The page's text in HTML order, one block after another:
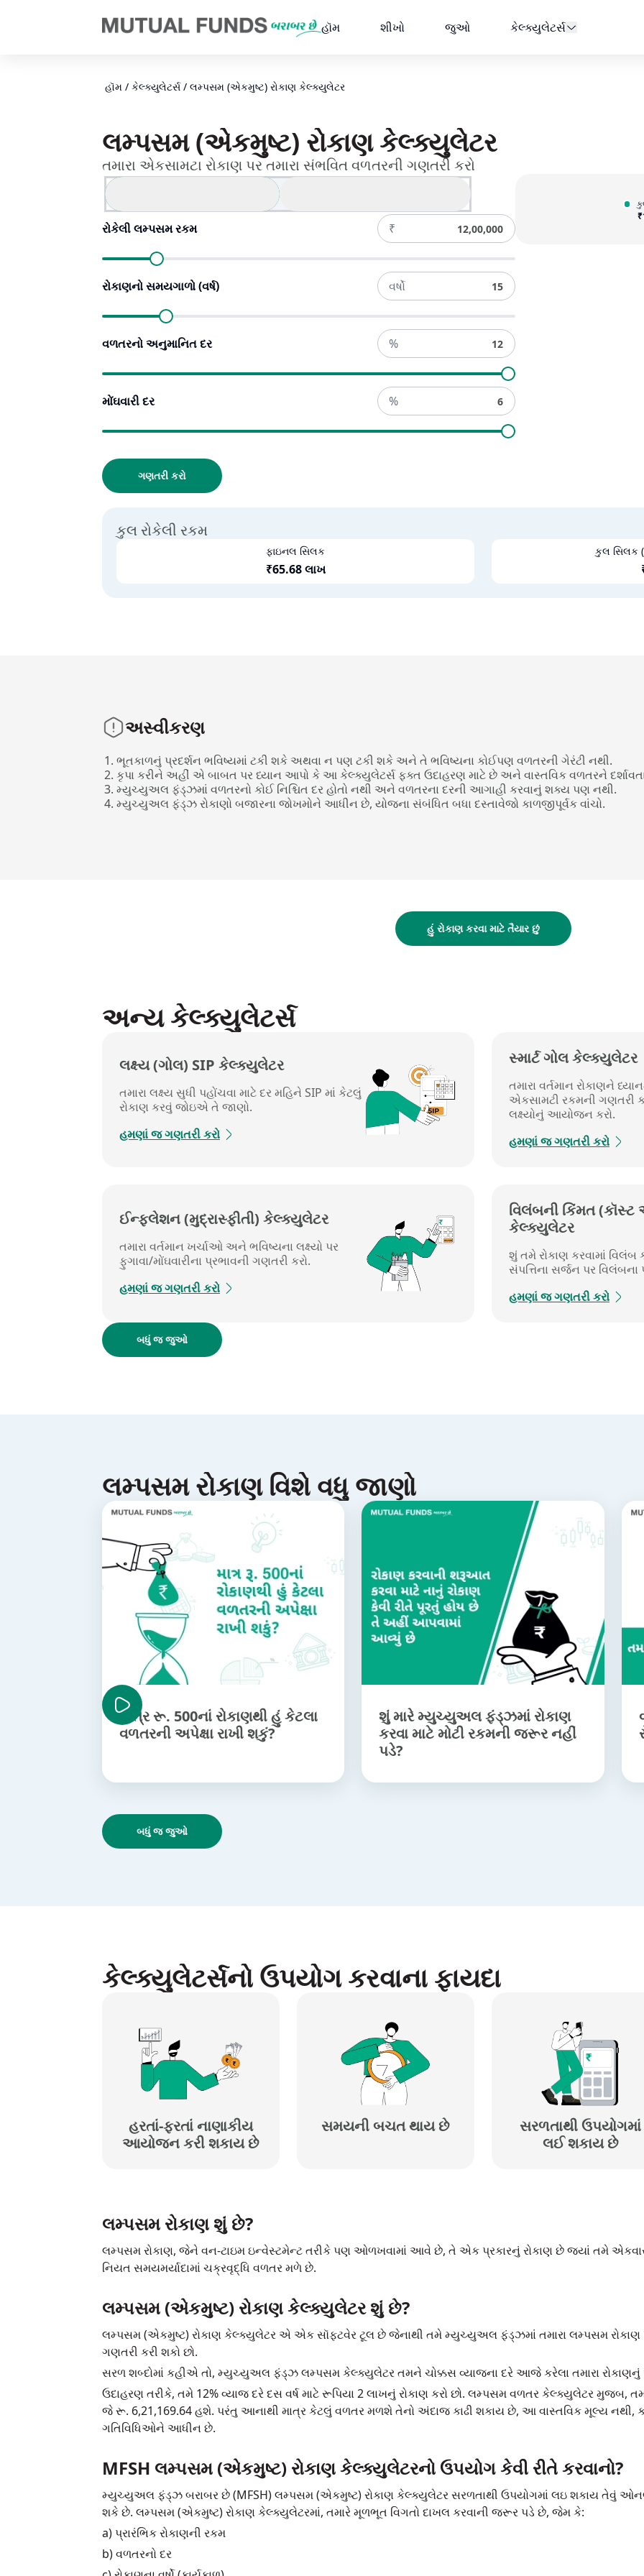
હૉમ
શીખો જુઓ કેલ્ક્યુલેટર્સ
હૉમ / કેલ્ક્યુલેટર્સ / લમ્પસમ (એકમુષ્ટ) રોકાણ કેલ્ક્યુલેટર​
લમ્પસમ (એકમુષ્ટ) રોકાણ કેલ્ક્યુલેટર​
તમારા એકસામટા રોકાણ પર તમારા સંભવિત વળતરની ગણતરી કરો
રોકેલી લમ્પસમ રકમ ₹
રોકાણનો સમયગાળો (વર્ષ) વર્ષો
વળતરનો અનુમાનિત દર %
મોંઘવારી દર %
ગણતરી કરો
₹
કુલ રોકેલી રકમ
ફાઇનલ સિલક
₹65.68 લાખ
કુલ સિલક
અસ્વીકરણ
ભૂતકાળનું પ્રદર્શન ભવિષ્યમાં ટકી શકે અથવા ન પણ ટકી શકે અને તે ભવિષ્યના કોઈપણ વળતરની ગેરંટી નથી.
કૃપા કરીને અહીં એ બાબત પર ધ્યાન આપો કે આ કેલ્ક્યુલેટર્સ ફક્ત ઉદાહરણ માટે છે અને વાસ્તવિક વળતરને
મ્યુચ્યુઅલ ફંડ્ઝમાં વળતરનો કોઈ નિશ્ચિત દર હોતો નથી અને વળતરના દરની આગાહી કરવાનું શક્ય પણ નથી.
મ્યુચ્યુઅલ ફંડ્ઝ રોકાણો બજારના જોખમોને આધીન છે, યોજના સંબંધિત બધા દસ્તાવેજો કાળજીપૂર્વક વાંચો.
હું રોકાણ કરવા માટે તૈયાર છું
અન્ય કેલ્ક્યુલેટર્સ
લક્ષ્ય (ગોલ) SIP કેલ્ક્યુલેટર​
તમારા લક્ષ્ય સુધી પહોંચવા માટે દર મહિને SIP માં કેટલું
રોકાણ કરવું જોઇએ તે જાણો.
હમણાં જ ગણતરી કરો
સ્માર્ટ ગોલ કેલ્ક્યુલેટર
તમારા વર્તમાન રોકાણને
એકસામટી રકમની ગણતરી
લક્ષ્યોનું આયોજન કરો.
હમણાં જ ગણતરી કરો
ઈન્ફ્લેશન (મુદ્રાસ્ફીતી) કેલ્ક્યુલેટર​
તમારા વર્તમાન ખર્ચાઓ અને ભવિષ્યના લક્ષ્યો પર
ફુગાવા/મોંઘવારીના પ્રભાવની ગણતરી કરો.
હમણાં જ ગણતરી કરો
વિલંબની કિંમત
કેલ્ક્યુલેટર​
શું તમે રોકાણ કરવામાં વિલંબ
સંપત્તિના સર્જન પર
હમણાં જ ગણતરી કરો
બધું જ જુઓ
લમ્પસમ રોકાણ વિશે વધુ જાણો
માત્ર રૂ. 500નાં રોકાણથી હું કેટલા
વળતરની અપેક્ષા રાખી શકું?
શું મારે મ્યુચ્યુઅલ ફંડ્ઝમાં રોકાણ
કરવા માટે મોટી રકમની જરૂર નહીં
પડે?
બધું જ જુઓ
કેલ્ક્યુલેટર્સનો ઉપયોગ કરવાના ફાયદા
હરતાં-ફરતાં નાણાકીય
આયોજન કરી શકાય છે
સમયની બચત થાય છે
સરળતાથી ઉપયોગમાં
લઈ શકાય છે
લમ્પસમ રોકાણ શું છે?
લમ્પસમ રોકાણ, જેને વન-ટાઇમ ઇન્વેસ્ટમેન્ટ તરીકે પણ ઓળખવામાં આવે છે, તે એક પ્રકારનું રોકાણ છે જ્યાં તમે એકવાર
નિયત સમયમર્યાદામાં ચક્રવૃદ્ધિ વળતર મળે છે.
લમ્પસમ (એકમુષ્ટ) રોકાણ કેલ્ક્યુલેટર શું છે?
લમ્પસમ (એકમુષ્ટ) રોકાણ કેલ્ક્યુલેટર એ એક સૉફ્ટવેર ટૂલ છે જેનાથી તમે મ્યુચ્યુઅલ ફંડ્ઝમાં તમારા લમ્પસમ રોકાણ
ગણતરી કરી શકો છો.
સરળ શબ્દોમાં કહીએ તો, મ્યુચ્યુઅલ ફંડ્ઝ લમ્પસમ કેલ્ક્યુલેટર તમને ચોક્કસ વ્યાજના દરે આજે કરેલા તમારા
ઉદાહરણ તરીકે, તમે 12% વ્યાજ દરે દસ વર્ષ માટે રૂપિયા 2 લાખનું રોકાણ કરો છો. લમ્પસમ વળતર કેલ્ક્યુલેટર મુજબ,
જે રૂ. 6,21,169.64 હશે. પરંતુ આનાથી માત્ર કેટલું વળતર મળશે તેનો અંદાજ કાઢી શકાય છે, આ વાસ્તવિક મૂલ્ય
ગતિવિધિઓને આધીન છે.
MFSH લમ્પસમ (એકમુષ્ટ) રોકાણ કેલ્ક્યુલેટરનો ઉપયોગ કેવી રીતે કરવાનો?
મ્યુચ્યુઅલ ફંડ્ઝ બરાબર છે (MFSH) લમ્પસમ (એકમુષ્ટ) રોકાણ કેલ્ક્યુલેટર સરળતાથી ઉપયોગમાં લઇ શકાય તેવું
શકે છે. લમ્પસમ (એકમુષ્ટ) રોકાણ કેલ્ક્યુલેટરમાં, તમારે મૂળભૂત વિગતો દાખલ કરવાની જરૂર પડે છે, જેમ કે:
a) પ્રારંભિક રોકાણની રકમ
b) વળતરનો દર